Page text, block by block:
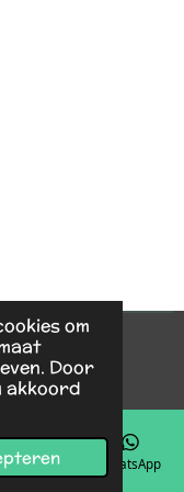
om
Door
akkoord
Facebook WhatsApp